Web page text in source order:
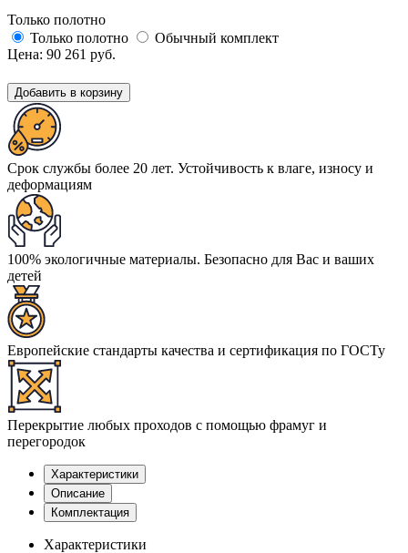
Только полотно
Только полотно
Обычный комплект
Цена: 90 261 руб.
Добавить в корзину
Срок службы более 20 лет. Устойчивость к влаге, износу и
деформациям
100% экологичные материалы. Безопасно для Вас и ваших
детей
Европейские стандарты качества и сертификация по ГОСТу
Перекрытие любых проходов с помощью фрамуг и
перегородок
Характеристики
Описание
Комплектация
Характеристики